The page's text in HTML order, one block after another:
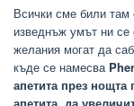
Всички сме били
изведнъж умът ни
желания могат да
къде се намесва
апетита през нощта